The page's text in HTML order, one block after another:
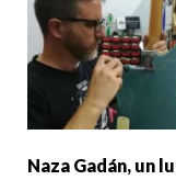
Naza Gadán, un